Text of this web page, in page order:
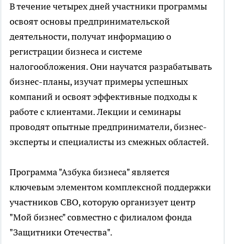
В течение четырех дней участники программы
освоят основы предпринимательской
деятельности, получат информацию о
регистрации бизнеса и системе
налогообложения. Они научатся разрабатывать
бизнес-планы, изучат примеры успешных
компаний и освоят эффективные подходы к
работе с клиентами. Лекции и семинары
проводят опытные предприниматели, бизнес-
эксперты и специалисты из смежных областей.
Программа "Азбука бизнеса" является
ключевым элементом комплексной поддержки
участников СВО, которую организует центр
"Мой бизнес" совместно с филиалом фонда
"Защитники Отечества".